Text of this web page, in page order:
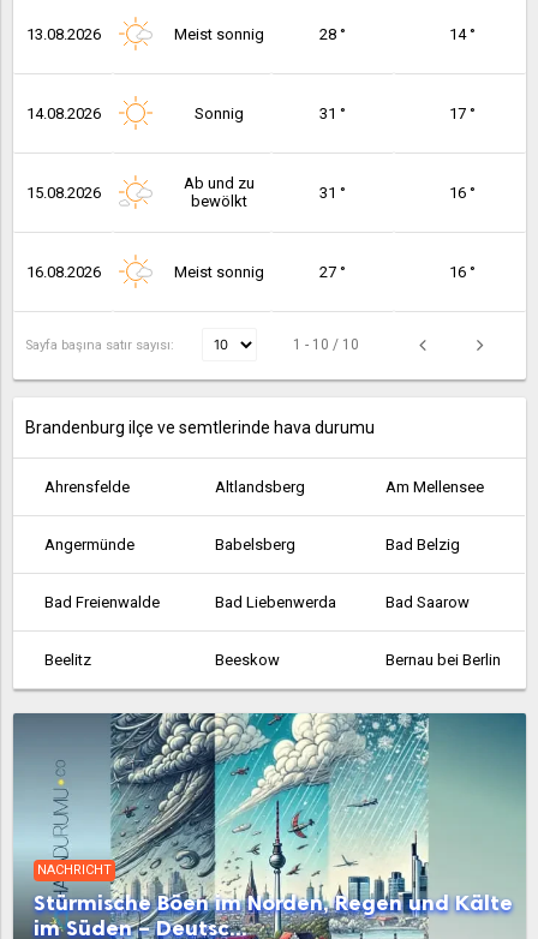
13.08.2026 Meist sonnig 28 ° 14 °
14.08.2026 Sonnig 31 ° 17 °
15.08.2026
Ab und zu
bewölkt
31 ° 16 °
16.08.2026 Meist sonnig 27 ° 16 °
Sayfa başına satır sayısı: 1 - 10 / 10
Brandenburg ilçe ve semtlerinde hava durumu
Ahrensfelde Altlandsberg Am Mellensee
Angermünde Babelsberg Bad Belzig
Bad Freienwalde Bad Liebenwerda Bad Saarow
Beelitz Beeskow Bernau bei Berlin
Bestensee Biesenthal Birkenwerder
Blankenfelde Blankenfelde-Mahlow Brieselang
Calau Cottbus Dahme
Dallgow-Döberitz Doberlug-Kirchhain Drebkau
NACHRICHT
Stürmische Böen im Norden, Regen und Kälte
im Süden – Deutsc...